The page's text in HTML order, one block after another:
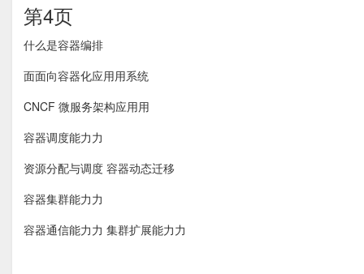
第4页
什么是容器编排
⾯面向容器化应⽤用系统
CNCF 微服务架构应⽤用
容器调度能⼒力
资源分配与调度 容器动态迁移
容器集群能⼒力
容器通信能⼒力 集群扩展能⼒力